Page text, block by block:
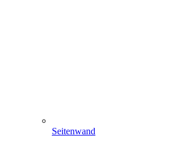
Seitenwand